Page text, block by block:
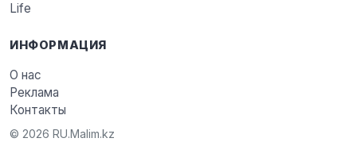
Life
ИНФОРМАЦИЯ
О нас
Реклама
Контакты
© 2026 RU.Malim.kz